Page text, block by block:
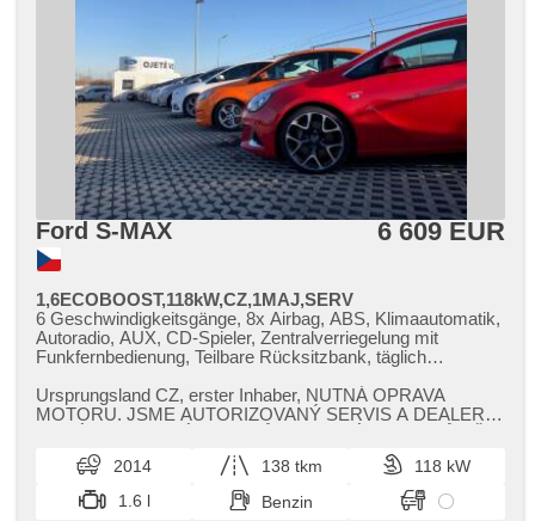
Ford S-MAX 6 609 EUR
1,6ECOBOOST,118kW,CZ,1MAJ,SERV
6 Geschwindigkeitsgänge, 8x Airbag, ABS, Klimaautomatik,
Autoradio, AUX, CD-Spieler, Zentralverriegelung mit
Funkfernbedienung, Teilbare Rücksitzbank, täglich
Wegfahrsperre, Handgetriebe, Nebelscheinwerfer,
Multifunktionslenkrad, Lenkrad einstellbar, Bordcomputer,
Lichtsensor, Reifendrucksensor, Elektronisches
Stabilitätsprogramm (ESP), Tempomat, USB,
Außenthermometer, beheizte Sitze, beheizte Spiegel,
beheizte Frontscheibe, höheneinstellbare Fahrersitz, hands
Ursprungsland CZ,​ erster Inhaber,​ NUTNÁ OPRAVA
MOTORU. JSME AUTORIZOVANÝ SERVIS A DEALER
2014 138 tkm
118 kW
1.6 l
Benzin